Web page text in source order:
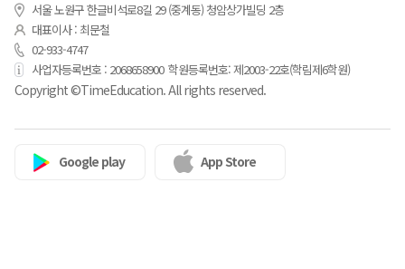
서울 노원구 한글비석로8길 29 (중계동) 청암상가빌딩 2층
대표이사 : 최문철
02-933-4747
사업자등록번호 : 2068658900 학원등록번호: 제2003-22호(학림제6학원)
Copyright ©TimeEducation. All rights reserved.
Google play App Store